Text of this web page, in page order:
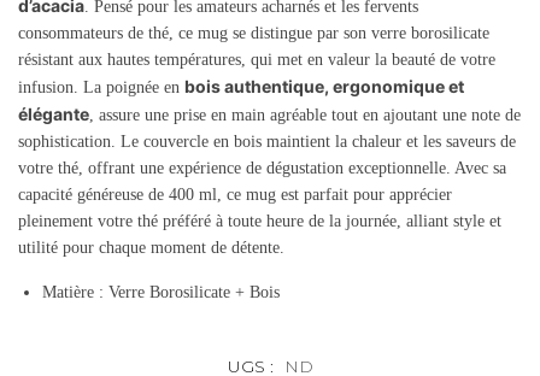
d’acacia . Pensé pour les amateurs acharnés et les fervents
consommateurs de thé, ce mug se distingue par son verre borosilicate
résistant aux hautes températures, qui met en valeur la beauté de votre
infusion. La poignée en bois authentique, ergonomique et
élégante , assure une prise en main agréable tout en ajoutant une note de
sophistication. Le couvercle en bois maintient la chaleur et les saveurs de
votre thé, offrant une expérience de dégustation exceptionnelle. Avec sa
capacité généreuse de 400 ml, ce mug est parfait pour apprécier
pleinement votre thé préféré à toute heure de la journée, alliant style et
utilité pour chaque moment de détente.
Matière : Verre Borosilicate + Bois
UGS :
ND